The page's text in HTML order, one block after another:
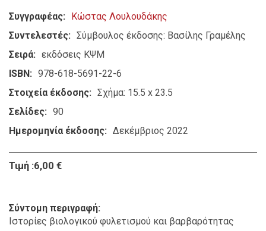
Συγγραφέας
Κώστας Λουλουδάκης
Συντελεστές
Σύμβουλος έκδοσης: Βασίλης Γραμέλης
Σειρά
εκδόσεις ΚΨΜ
ISBN
978-618-5691-22-6
Στοιχεία έκδοσης
Σχήμα: 15.5 x 23.5
Σελίδες
90
Ημερομηνία έκδοσης
Δεκέμβριος 2022
Τιμή :6,00 €
Σύντομη περιγραφή
Ιστορίες βιολογικού φυλετισμού και βαρβαρότητας